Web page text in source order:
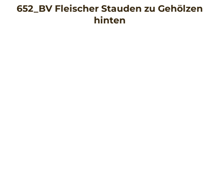
652_BV Fleischer Stauden zu Gehölzen
hinten